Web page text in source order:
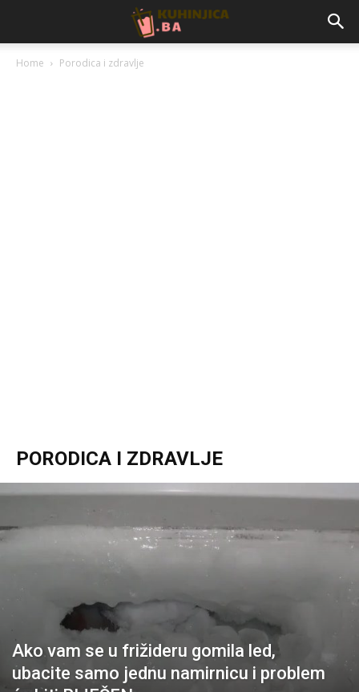
Home Porodica i zdravlje
PORODICA I ZDRAVLJE
Ako vam se u frižideru gomila led,
ubacite samo jednu namirnicu i problem